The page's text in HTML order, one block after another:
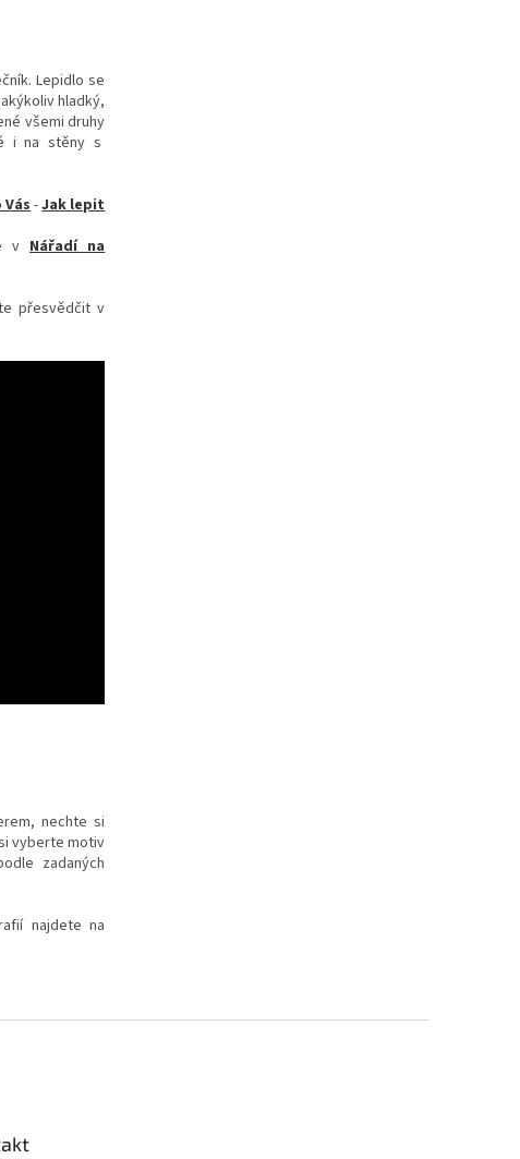
Lepidlo se
hladký,
všemi druhy
i na stěny s
-Jak lepit
v Nářadí na
přesvědčit v
nechte si
vyberte motiv
zadaných
najdete na